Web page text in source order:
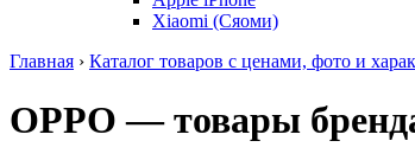
Xiaomi (Сяоми)
Главная › Каталог товаров с ценами, фото и
OPPO — товары